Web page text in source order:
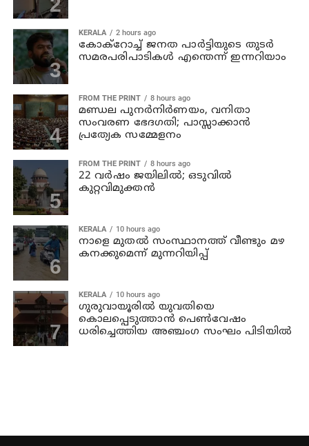
KERALA 2 hours ago
കോക്റോച്ച് ജനത പാര്‍ട്ടിയുടെ തുടര്‍
സമരപരിപാടികള്‍ എന്തെന്ന് ഇന്നറിയാം
FROM THE PRINT 8 hours ago
മണ്ഡല പുനർനിർണയം, വനിതാ
സംവരണ ഭേദഗതി; പാസ്സാക്കാൻ
പ്രത്യേക സമ്മേളനം
FROM THE PRINT 8 hours ago
22 വർഷം ജയിലിൽ; ഒടുവിൽ
കുറ്റവിമുക്തൻ
KERALA 10 hours ago
നാളെ മുതല്‍ സംസ്ഥാനത്ത് വീണ്ടും മഴ
കനക്കുമെന്ന് മുന്നറിയിപ്പ്
KERALA 10 hours ago
ഗുരുവായൂരില്‍ യുവതിയെ
കൊലപ്പെടുത്താന്‍ പെണ്‍വേഷം
ധരിച്ചെത്തിയ അഞ്ചംഗ സംഘം പിടിയില്‍